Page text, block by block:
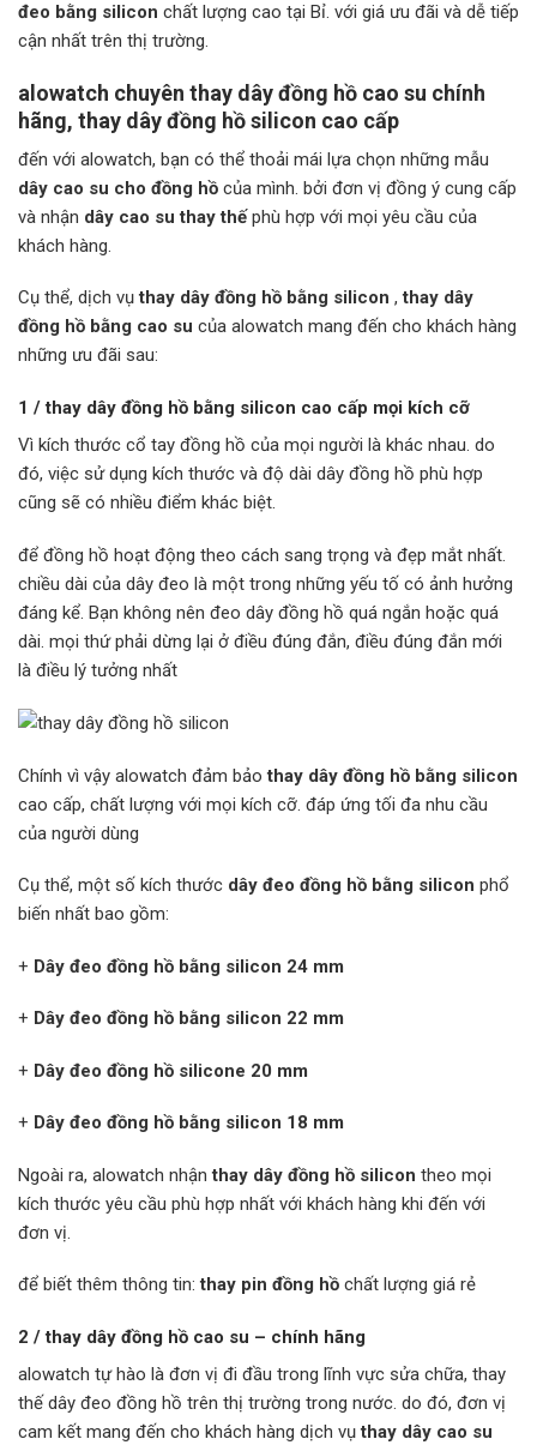
đeo bằng silicon chất lượng cao tại Bỉ. với giá ưu đãi và dễ tiếp
cận nhất trên thị trường.
alowatch chuyên thay dây đồng hồ cao su chính
hãng, thay dây đồng hồ silicon cao cấp
đến với alowatch, bạn có thể thoải mái lựa chọn những mẫu
dây cao su cho đồng hồ của mình. bởi đơn vị đồng ý cung cấp
và nhận dây cao su thay thếphù hợp với mọi yêu cầu của
khách hàng.
Cụ thể, dịch vụthay dây đồng hồ bằng silicon ,thay dây
đồng hồ bằng cao su của alowatch mang đến cho khách hàng
những ưu đãi sau:
1 / thay dây đồng hồ bằng silicon cao cấp mọi kích cỡ
Vì kích thước cổ tay đồng hồ của mọi người là khác nhau. do
đó, việc sử dụng kích thước và độ dài dây đồng hồ phù hợp
cũng sẽ có nhiều điểm khác biệt.
để đồng hồ hoạt động theo cách sang trọng và đẹp mắt nhất.
chiều dài của dây đeo là một trong những yếu tố có ảnh hưởng
đáng kể. Bạn không nên đeo dây đồng hồ quá ngắn hoặc quá
dài. mọi thứ phải dừng lại ở điều đúng đắn, điều đúng đắn mới
là điều lý tưởng nhất
Chính vì vậy alowatch đảm bảothay dây đồng hồ bằng silicon
cao cấp, chất lượng với mọi kích cỡ. đáp ứng tối đa nhu cầu
của người dùng
Cụ thể, một số kích thước dây đeo đồng hồ bằng silicon phổ
biến nhất bao gồm:
+ Dây đeo đồng hồ bằng silicon 24 mm
+ Dây đeo đồng hồ bằng silicon 22 mm
+ Dây đeo đồng hồ silicone 20 mm
+ Dây đeo đồng hồ bằng silicon 18 mm
Ngoài ra, alowatch nhậnthay dây đồng hồ silicon theo mọi
kích thước yêu cầu phù hợp nhất với khách hàng khi đến với
đơn vị.
để biết thêm thông tin:thay pin đồng hồ chất lượng giá rẻ
2 / thay dây đồng hồ cao su – chính hãng
alowatch tự hào là đơn vị đi đầu trong lĩnh vực sửa chữa, thay
thế dây đeo đồng hồ trên thị trường trong nước. do đó, đơn vị
cam kết mang đến cho khách hàng dịch vụthay dây cao su